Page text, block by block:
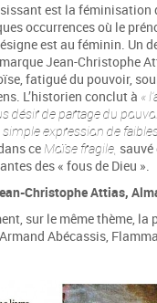
est la féminisation
occurrences où le
est au féminin. Un
Jean-Christophe
fatigué du pouvoir,
L’historien conclut à «
désir de partage du
expression de
ce Moïse fragile, sauvé
des « fous de Dieu ».
Christophe Attias,
sur le même thème, la
Abécassis,